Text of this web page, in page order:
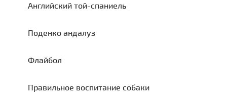
Английский той-спаниель
Поденко андалуз
Флайбол
Правильное воспитание собаки